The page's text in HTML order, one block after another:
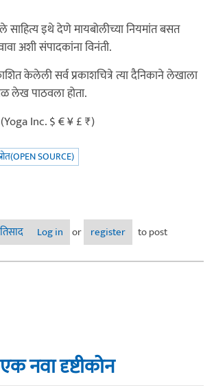
साहित्य इथे देणे मायबोलीच्या नियमांत बसत
अशी संपादकांना विनंती.
केलेली सर्व प्रकाशचित्रे त्या दैनिकाने लेखाला
लेख पाठवला होता.
Inc. $ € ¥ £ ₹)
SOURCE)
ची बाजारपेठ (Yoga Inc. $ € ¥ £ ₹)
Log in or register
to post
नवा दृष्टीकोन